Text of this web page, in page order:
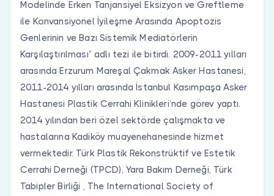
Modelinde Erken Tanjansiyel Eksizyon ve Greftleme
ile Konvansiyonel İyileşme Arasında Apoptozis
Genlerinin ve Bazı Sistemik Mediatörlerin
Karşılaştırılması” adlı tezi ile bitirdi. 2009-2011 yılları
arasında Erzurum Mareşal Çakmak Asker Hastanesi,
2011-2014 yılları arasında İstanbul Kasımpaşa Asker
Hastanesi Plastik Cerrahi Klinikleri’nde görev yaptı.
2014 yılından beri özel sektörde çalışmakta ve
hastalarına Kadiköy muayenehanesinde hizmet
vermektedir. Türk Plastik Rekonstrüktif ve Estetik
Cerrahi Derneği (TPCD), Yara Bakım Derneği, Türk
Tabipler Birliği , The International Society of